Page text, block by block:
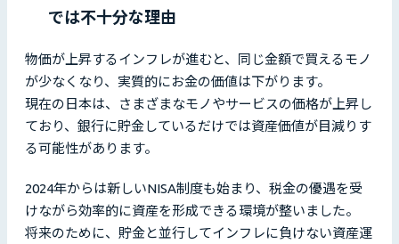
では不十分な理由
物価が上昇するインフレが進むと、同じ金額で買えるモノ
が少なくなり、実質的にお金の価値は下がります。
現在の日本は、さまざまなモノやサービスの価格が上昇し
ており、銀行に貯金しているだけでは資産価値が目減りす
る可能性があります。
2024年からは新しいNISA制度も始まり、税金の優遇を受
けながら効率的に資産を形成できる環境が整いました。
将来のために、貯金と並行してインフレに負けない資産運